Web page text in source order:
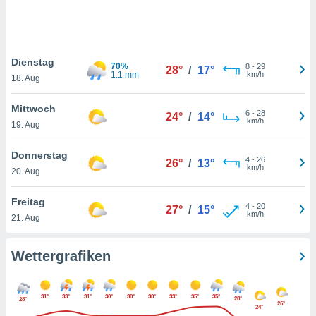
können
von
und
klicken.
und
Dienstag
18. Aug
70%
1.1 mm
28° / 17° 8- 29
km/h
Mittwoch
19. Aug
24° / 14° 6- 28
km/h
Donnerstag
20. Aug
26° / 13° 4- 26
km/h
Freitag
21. Aug
27° / 15° 4- 20
km/h
Wettergrafiken
28° 31° 33° 31° 30° 30° 30° 33° 35° 35°
28°
24°
26°